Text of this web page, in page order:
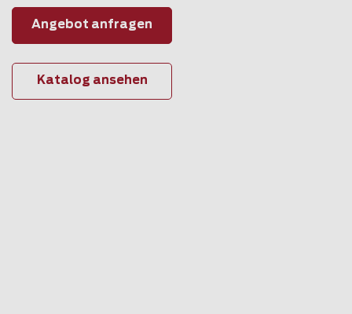
Angebot anfragen
Katalog ansehen